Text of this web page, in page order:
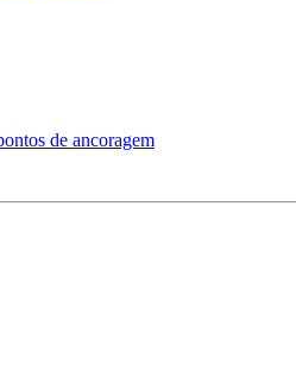
de ancoragem